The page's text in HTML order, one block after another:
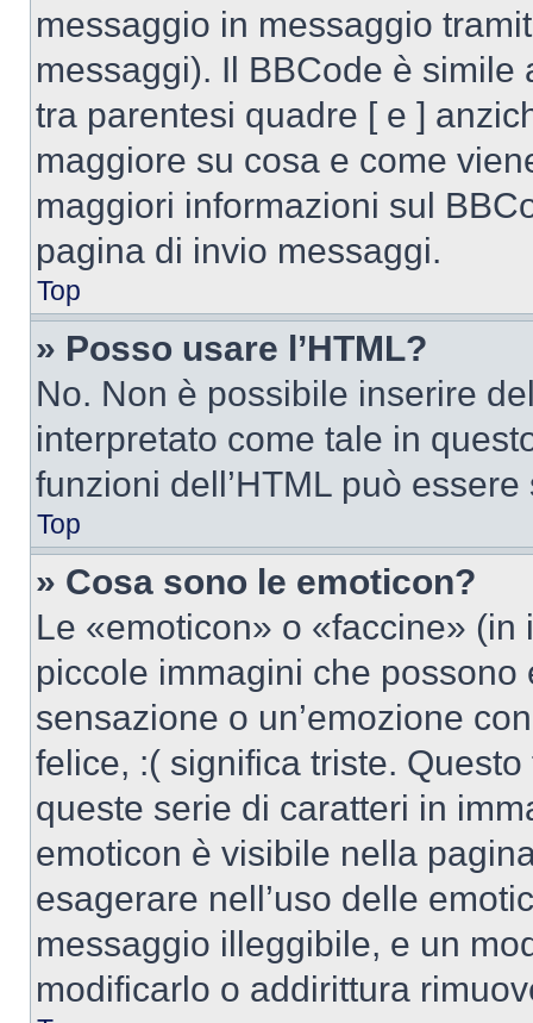
messaggio in messaggio
messaggi). Il BBCode è simile
tra parentesi quadre [ e ]
maggiore su cosa e come
maggiori informazioni sul
pagina di invio messaggi.
Top
» Posso usare l’HTML?
No. Non è possibile inserire
interpretato come tale in
funzioni dell’HTML può
Top
» Cosa sono le emoticon?
Le «emoticon» o «faccine»
piccole immagini che
sensazione o un’emozione
felice, :( significa triste.
queste serie di caratteri in
emoticon è visibile nella
esagerare nell’uso delle
messaggio illeggibile, e un
modificarlo o addirittura